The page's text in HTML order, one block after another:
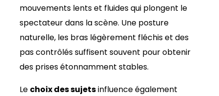
mouvements lents et fluides qui plongent le
spectateur dans la scène. Une posture
naturelle, les bras légèrement fléchis et des
pas contrôlés suffisent souvent pour obtenir
des prises étonnamment stables.
Le choix des sujetsinfluence également